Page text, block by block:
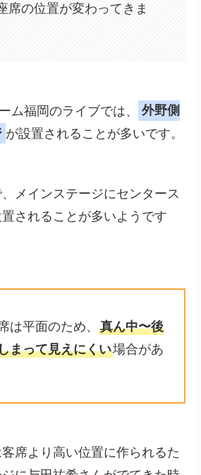
席の位置が変わってきま
ム福岡のライブでは、
外野側
が設置されることが多いです。
メインステージにセンタース
されることが多いようです
は平面のため、真ん中〜後
まって見えにくい場合があ
席より高い位置に作られるた